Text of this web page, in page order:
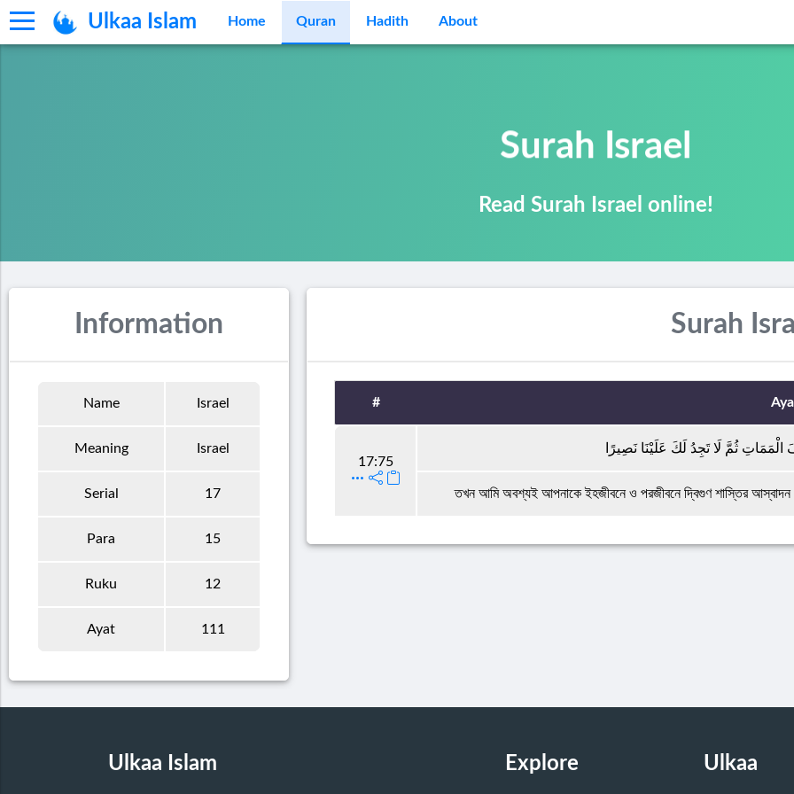
Ulkaa Islam Home Quran Hadith About
Surah Israel
Read Surah Israel online!
Information
Name Israel
Meaning Israel
Serial 17
Para 15
Ruku 12
Ayat 111
Surah
#
17:75
ثُمَّ لَا تَجِدُ لَكَ عَلَيْنَا نَصِيرًا
তখন আমি অবশ্যই আপনাকে ইহজীবনে ও পরজীবনে দ্বিগুণ শাস্তির আস্বাদন
Ulkaa Islam Explore Ulkaa